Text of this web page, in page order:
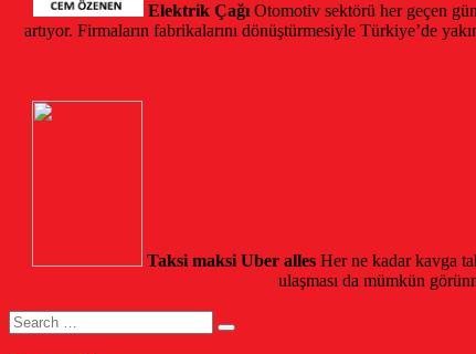
Elektrik Çağı Otomotiv sektörü her geçen
artıyor. Firmaların fabrikalarını dönüştürmesiyle Türkiye’de
Taksi maksi Uber alles Her ne kadar kavga
ulaşması da mümkün
Search
for: